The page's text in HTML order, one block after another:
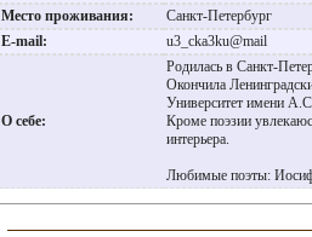
Место проживания:
Санкт-Петербург
E-mail:
u3_cka3ku@mail
О себе:
Родилась в Санкт-
Окончила
Университет имени
Кроме поэзии
интерьера.
Любимые поэты: